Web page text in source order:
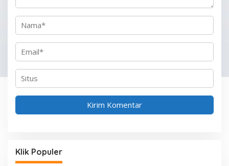
Klik Populer